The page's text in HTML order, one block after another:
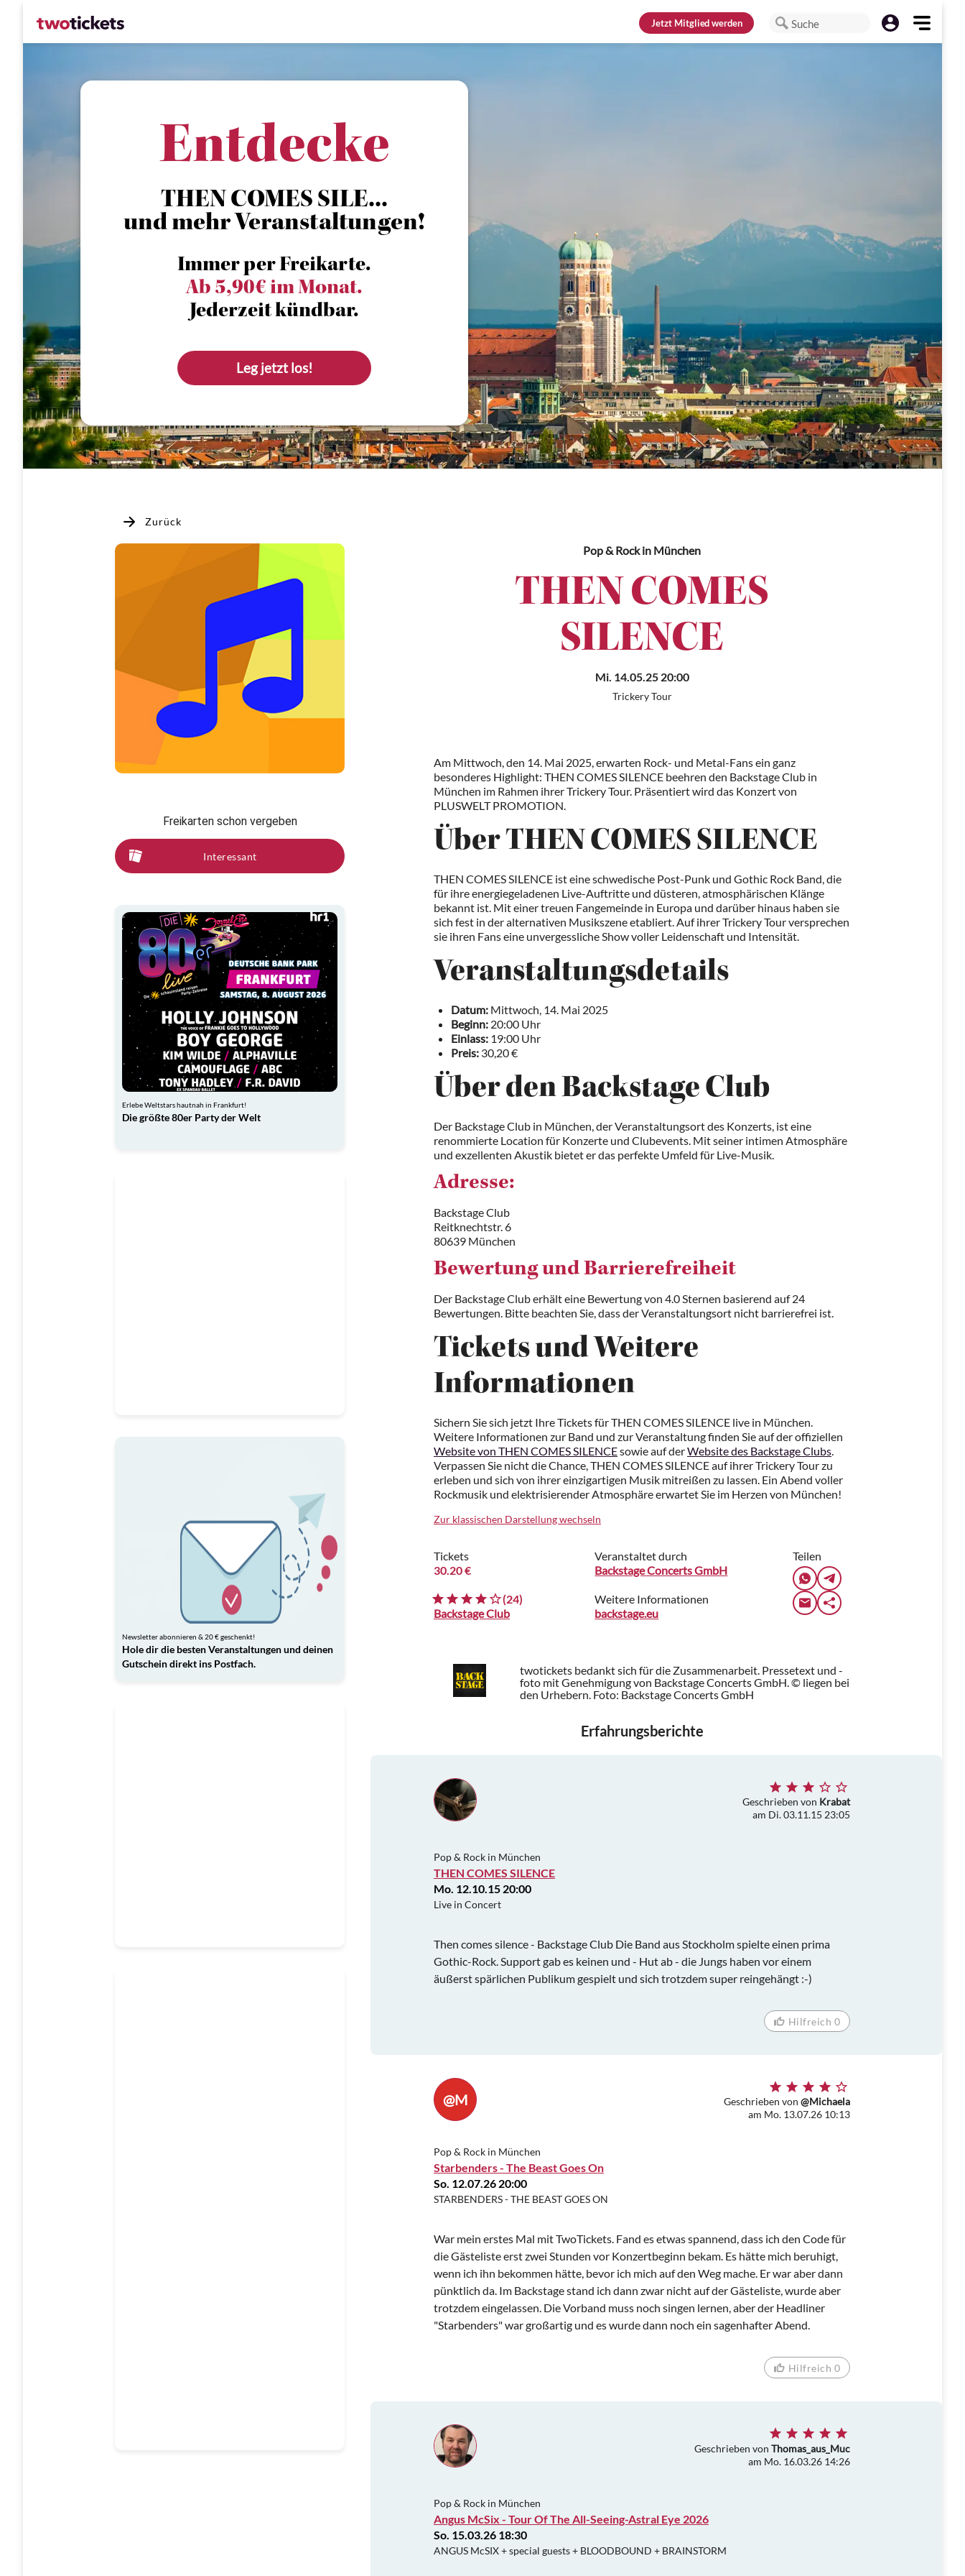
JetztMitglied werden Suche
Entdecke
THEN COMES SILE...
und mehr Veranstaltungen!
Immer per Freikarte.
Ab 5,90€ im Monat.
Jederzeit kündbar.
Leg jetzt los!
Zurück
Freikarten schon vergeben
Interessant
Erlebe Weltstars hautnah in Frankfurt!
Die größte 80er Party der Welt
Newsletter abonnieren & 20 € geschenkt!
Hole dir die besten Veranstaltungen und deinen
Gutschein direkt ins Postfach.
Pop & Rockin München
THEN COMES
SILENCE
Mi. 14.05.25 20:00
Trickery Tour
Am Mittwoch, den 14. Mai 2025, erwarten Rock- und Metal-Fans ein ganz
besonderes Highlight: THEN COMES SILENCE beehren den Backstage Club in
München im Rahmen ihrer Trickery Tour. Präsentiert wird das Konzert von
PLUSWELT PROMOTION.
Über THEN COMES SILENCE
THEN COMES SILENCE ist eine schwedische Post-Punk und Gothic Rock Band, die
für ihre energiegeladenen Live-Auftritte und düsteren, atmosphärischen Klänge
bekannt ist. Mit einer treuen Fangemeinde in Europa und darüber hinaus haben sie
sich fest in der alternativen Musikszene etabliert. Auf ihrer Trickery Tour versprechen
sie ihren Fans eine unvergessliche Show voller Leidenschaft und Intensität.
Veranstaltungsdetails
Datum: Mittwoch, 14. Mai 2025
Beginn: 20:00 Uhr
Einlass: 19:00 Uhr
Preis: 30,20 €
Über den Backstage Club
Der Backstage Club in München, der Veranstaltungsort des Konzerts, ist eine
renommierte Location für Konzerte und Clubevents. Mit seiner intimen Atmosphäre
und exzellenten Akustik bietet er das perfekte Umfeld für Live-Musik.
Adresse:
Backstage Club
Reitknechtstr. 6
80639 München
Bewertung und Barrierefreiheit
Der Backstage Club erhält eine Bewertung von 4.0 Sternen basierend auf 24
Bewertungen. Bitte beachten Sie, dass der Veranstaltungsort nicht barrierefrei ist.
Tickets und Weitere
Informationen
Sichern Sie sich jetzt Ihre Tickets für THEN COMES SILENCE live in München.
Weitere Informationen zur Band und zur Veranstaltung finden Sie auf der offiziellen
Website von THEN COMES SILENCEsowie auf derWebsite des Backstage Clubs.
Verpassen Sie nicht die Chance, THEN COMES SILENCE auf ihrer Trickery Tour zu
erleben und sich von ihrer einzigartigen Musik mitreißen zu lassen. Ein Abend voller
Rockmusik und elektrisierender Atmosphäre erwartet Sie im Herzen von München!
Zur klassischen Darstellung wechseln
Tickets
30.20 €
(24)
Backstage Club
Veranstaltet durch
Backstage Concerts GmbH
Weitere Informationen
backstage.eu
Teilen
twotickets bedankt sich für die Zusammenarbeit. Pressetext und -
foto mit Genehmigung von Backstage Concerts GmbH. © liegen bei
den Urhebern. Foto: Backstage Concerts GmbH
Erfahrungsberichte
Geschrieben von Krabat
am Di. 03.11.15 23:05
Pop & Rock in München
THEN COMES SILENCE
Mo. 12.10.15 20:00
Live in Concert
Then comes silence - Backstage Club Die Band aus Stockholm spielte einen prima
Gothic-Rock. Support gab es keinen und - Hut ab - die Jungs haben vor einem
äußerst spärlichen Publikum gespielt und sich trotzdem super reingehängt :-)
Hilfreich 0
@M Geschrieben von @Michaela
am Mo. 13.07.26 10:13
Pop & Rock in München
Starbenders - The Beast Goes On
So. 12.07.26 20:00
STARBENDERS - THE BEAST GOES ON
War mein erstes Mal mit TwoTickets. Fand es etwas spannend, dass ich den Code für
die Gästeliste erst zwei Stunden vor Konzertbeginn bekam. Es hätte mich beruhigt,
wenn ich ihn bekommen hätte, bevor ich mich auf den Weg mache. Er war aber dann
pünktlich da. Im Backstage stand ich dann zwar nicht auf der Gästeliste, wurde aber
trotzdem eingelassen. Die Vorband muss noch singen lernen, aber der Headliner
"Starbenders" war großartig und es wurde dann noch ein sagenhafter Abend.
Hilfreich 0
Geschrieben von Thomas_aus_Muc
am Mo. 16.03.26 14:26
Pop & Rock in München
Angus McSix - Tour Of The All-Seeing-Astral Eye 2026
So. 15.03.26 18:30
ANGUS McSIX + special guests + BLOODBOUND + BRAINSTORM